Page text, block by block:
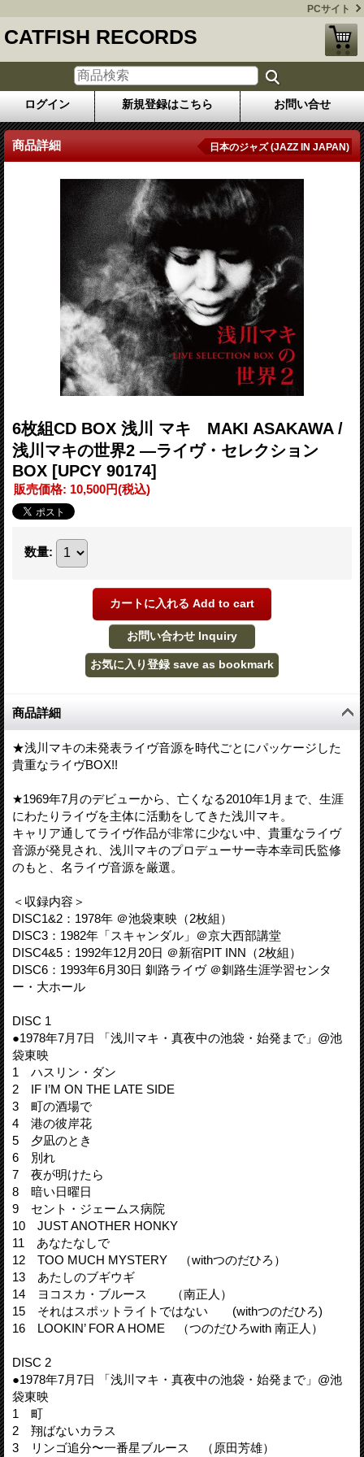
PCサイト
CATFISH RECORDS
ログイン 新規登録はこちら お問い合せ
商品詳細 日本のジャズ (JAZZ IN JAPAN)
6枚組CD BOX 浅川 マキ MAKI ASAKAWA /
浅川マキの世界2 ―ライヴ・セレクション
BOX [UPCY 90174]
販売価格: 10,500円(税込)
数量:
商品詳細
★浅川マキの未発表ライヴ音源を時代ごとにパッケージした
貴重なライヴBOX!!
★1969年7月のデビューから、亡くなる2010年1月まで、生涯
にわたりライヴを主体に活動をしてきた浅川マキ。
キャリア通してライヴ作品が非常に少ない中、貴重なライヴ
音源が発見され、浅川マキのプロデューサー寺本幸司氏監修
のもと、名ライヴ音源を厳選。
＜収録内容＞
DISC1&2：1978年 ＠池袋東映（2枚組）
DISC3：1982年「スキャンダル」＠京大西部講堂
DISC4&5：1992年12月20日 ＠新宿PIT INN（2枚組）
DISC6：1993年6月30日 釧路ライヴ ＠釧路生涯学習センタ
ー・大ホール
DISC 1
●1978年7月7日 「浅川マキ・真夜中の池袋・始発まで」@池
袋東映
1 ハスリン・ダン
2 IF I’M ON THE LATE SIDE
3 町の酒場で
4 港の彼岸花
5 夕凪のとき
6 別れ
7 夜が明けたら
8 暗い日曜日
9 セント・ジェームス病院
10 JUST ANOTHER HONKY
11 あなたなしで
12 TOO MUCH MYSTERY （withつのだひろ）
13 あたしのブギウギ
14 ヨコスカ・ブルース （南正人）
15 それはスポットライトではない (withつのだひろ)
16 LOOKIN’ FOR A HOME （つのだひろwith 南正人）
DISC 2
●1978年7月7日 「浅川マキ・真夜中の池袋・始発まで」@池
袋東映
1 町
2 翔ばないカラス
3 リンゴ追分〜一番星ブルース （原田芳雄）